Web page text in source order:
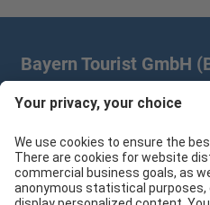
Bayern Tourist GmbH
Prinz-Ludwig-Palais | Türkenstr. 7 |
branchenpartner@btg-service.de